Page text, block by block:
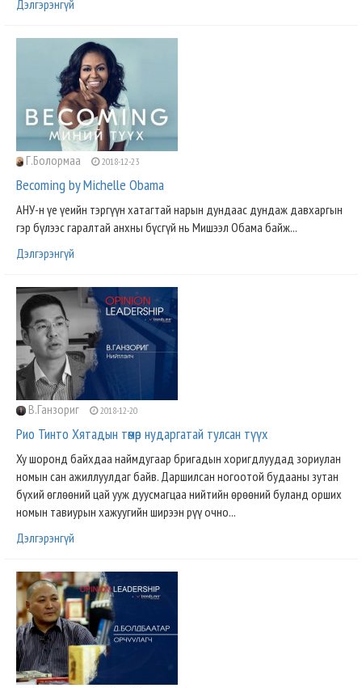
Дэлгэрэнгүй
Г.Болормаа 2018-12-23
Becoming by Michelle Obama
АНУ-н үе үеийн тэргүүн хатагтай нарын дундаас дундаж давхаргын
гэр бүлээс гаралтай анхны бүсгүй нь Мишээл Обама байж...
Дэлгэрэнгүй
В.Ганзориг 2018-12-20
Рио Тинто Хятадын төмөр нударгатай тулсан түүх
Ху шоронд байхдаа наймдугаар бригадын хоригдлуудад зориулан
номын сан ажиллуулдаг байв. Даршилсан ногоотой будааны зутан
бүхий өглөөний цай ууж дуусмагцаа нийтийн өрөөний буланд орших
номын тавиурын хажуугийн ширээн рүү очно...
Дэлгэрэнгүй